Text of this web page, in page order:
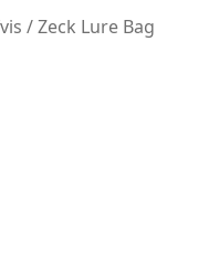
/ Zeck Lure Bag